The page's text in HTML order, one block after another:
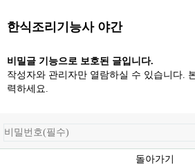
한식조리기능사 야간
비밀글 기능으로 보호된 글입니다.
작성자와 관리자만 열람하실 수 있습니다.
력하세요.
돌아가기